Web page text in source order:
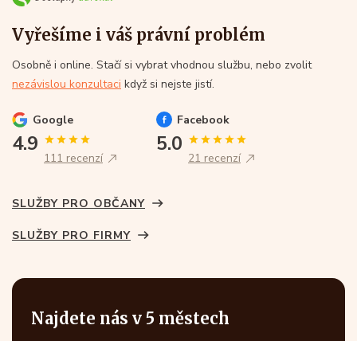
Vyřešíme i váš právní problém
Osobně i online. Stačí si vybrat vhodnou službu, nebo zvolit
nezávislou konzultaci když si nejste jistí.
Google
4.9
111 recenzí
Facebook
5.0
21 recenzí
SLUŽBY PRO OBČANY
SLUŽBY PRO FIRMY
Najdete nás v 5 městech